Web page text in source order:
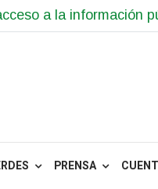
a la información
PRENSA